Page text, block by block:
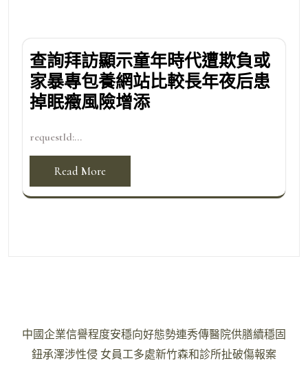
查詢拜訪顯示童年時代遭欺負或
家暴專包養網站比較長年夜后患
掉眠癥風險增添
requestId:...
Read More
文中國企業信譽程度安穩向好態勢連秀傳醫院供膳續穩固
鈕承澤涉性侵 女員工多處新竹森和診所扯破傷報案